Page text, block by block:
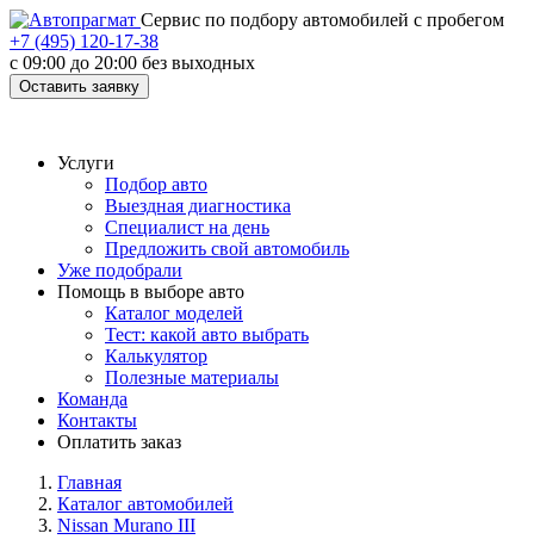
Cервис по подбору автомобилей с пробегом
+7 (495) 120-17-38
с 09:00 до 20:00 без выходных
Оставить заявку
Услуги
Подбор авто
Выездная диагностика
Специалист на день
Предложить свой автомобиль
Уже подобрали
Помощь в выборе авто
Каталог моделей
Тест: какой авто выбрать
Калькулятор
Полезные материалы
Команда
Контакты
Оплатить заказ
Главная
Каталог автомобилей
Nissan Murano III